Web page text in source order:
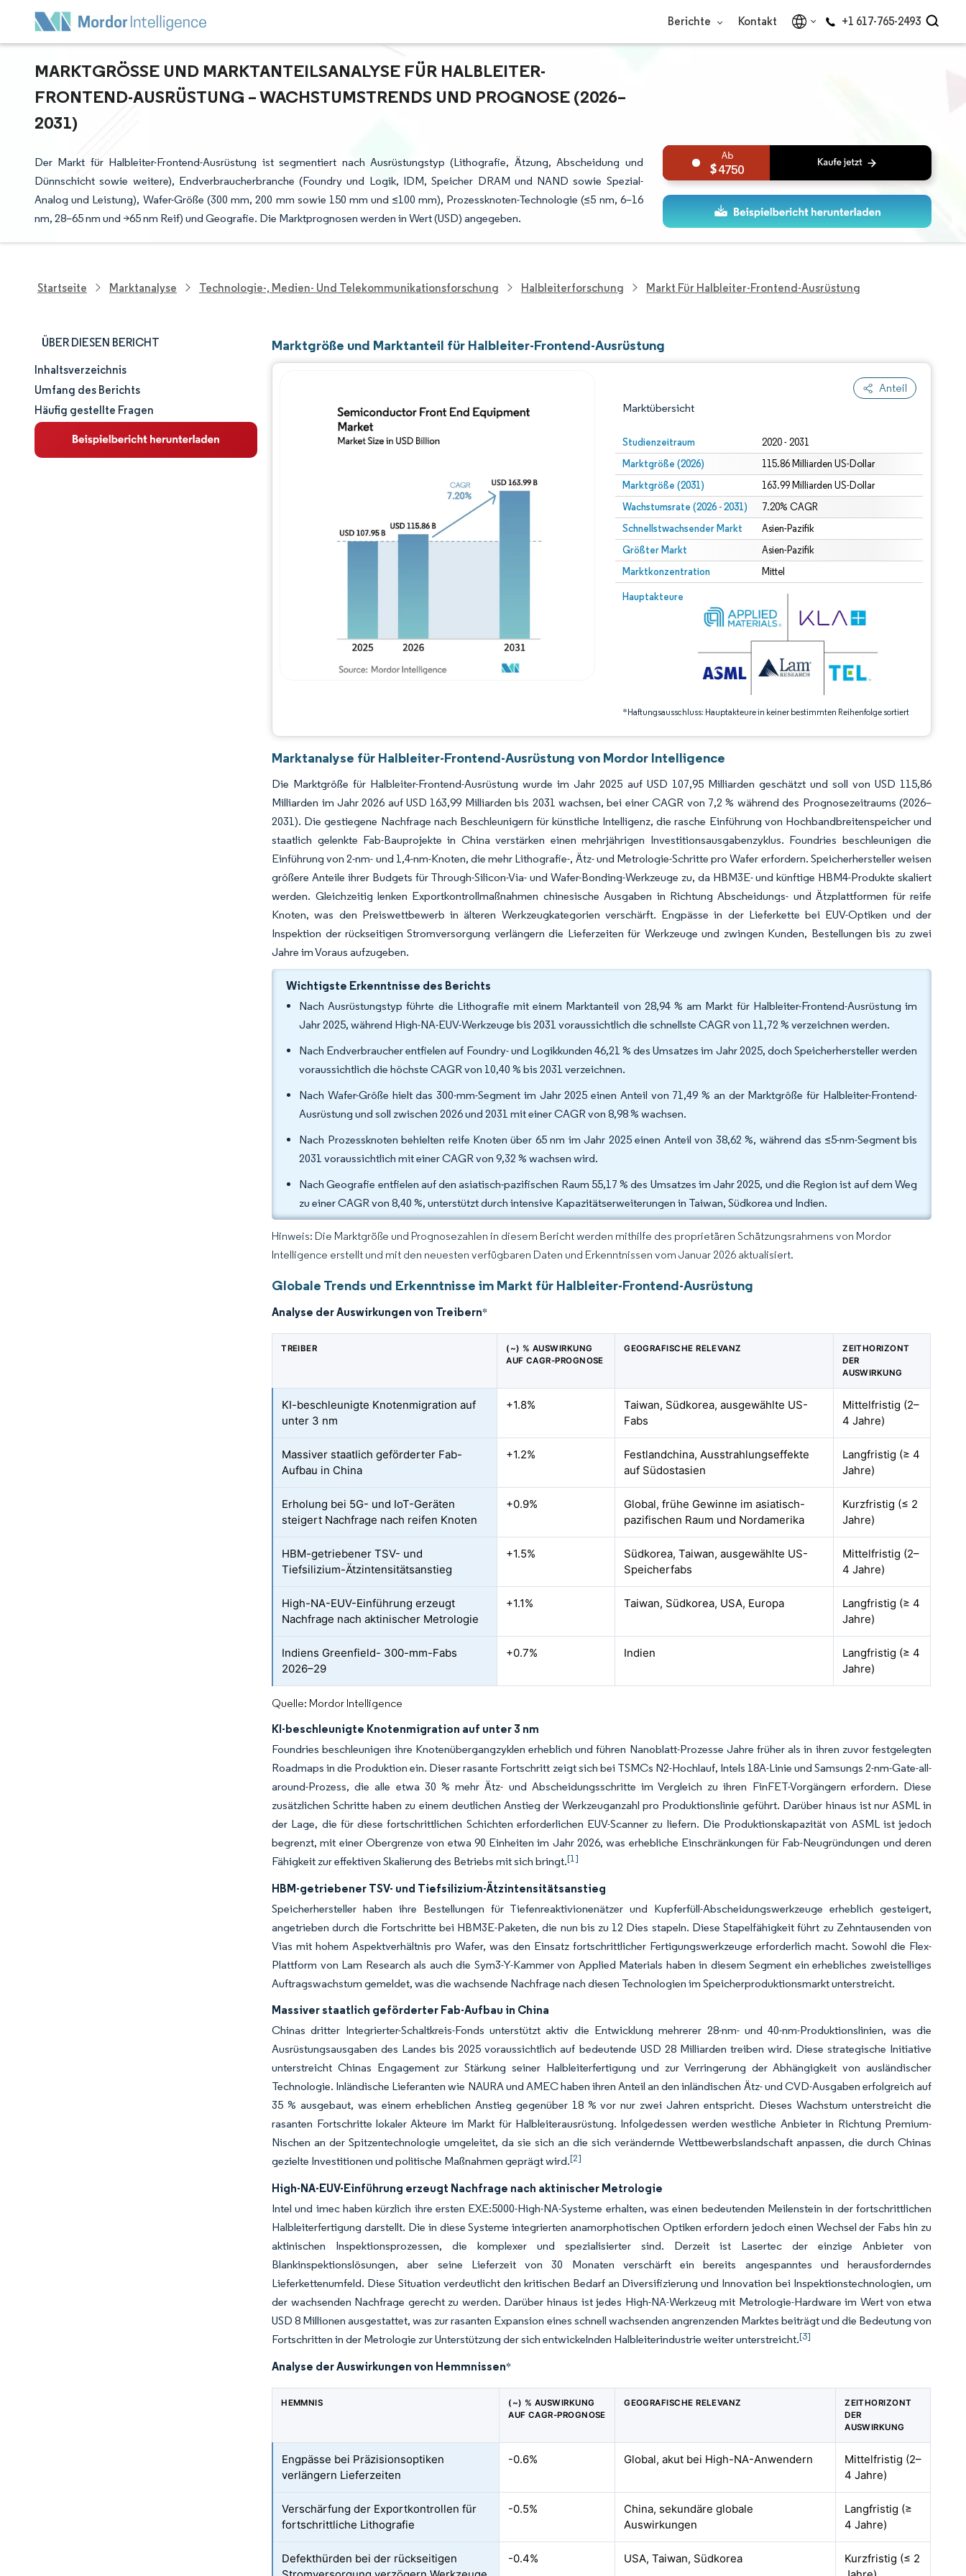
Berichte Kontakt +1 617-765-2493
MARKTGRÖSSE UND MARKTANTEILSANALYSE FÜR HALBLEITER-F
RONTEND-AUSRÜSTUNG – WACHSTUMSTRENDS UND PROGNOSE (2026–2
031)
Der Markt für Halbleiter-Frontend-Ausrüstung ist segmentiert nach Ausrüstungstyp (Lithografie, Ätzung, Abscheidung und
Dünnschicht sowie weitere), Endverbraucherbranche (Foundry und Logik, IDM, Speicher DRAM und NAND sowie Spezial-
Analog und Leistung), Wafer-Größe (300 mm, 200 mm sowie 150 mm und ≤100 mm), Prozessknoten-Technologie (≤5 nm, 6–16
nm, 28–65 nm und >65 nm Reif) und Geografie. Die Marktprognosen werden in Wert (USD) angegeben.
4750
Startseite Marktanalyse Technologie-, Medien- Und Telekommunikationsforschung Halbleiterforschung Markt Für Halbleiter-Frontend-Ausrüstung
ÜBER DIESEN BERICHT
Marktgröße und -anteil
Marktanalyse
Trends und Einblicke
Inhaltsverzeichnis
Umfang des Berichts
Häufig gestellte Fragen
Marktgröße und Marktanteil für Halbleiter-Frontend-Ausrüstung
Anteil
Marktübersicht
Studienzeitraum 2020 - 2031
Marktgröße (2026) 115.86 Milliarden US-Dollar
Marktgröße (2031) 163.99 Milliarden US-Dollar
Wachstumsrate (2026 - 2031) 7.20% CAGR
Schnellstwachsender Markt Asien-Pazifik
Größter Markt Asien-Pazifik
Marktkonzentration Mittel
Hauptakteure
*Haftungsausschluss: Hauptakteure in keiner bestimmten Reihenfolge sortiert
Bild © Mordor Intelligence. Wiederverwendung erfordert Namensnennung gemäß CC BY 4.0.
Bild © Mordor Intelligence. Wiederverwendung erfordert Namensnennung gemäß CC BY 4.0.
Marktanalyse für Halbleiter-Frontend-Ausrüstung von Mordor Intelligence
Die Marktgröße für Halbleiter-Frontend-Ausrüstung wurde im Jahr 2025 auf USD 107,95 Milliarden geschätzt und soll von USD 115,86
Milliarden im Jahr 2026 auf USD 163,99 Milliarden bis 2031 wachsen, bei einer CAGR von 7,2 % während des Prognosezeitraums (2026–
2031). Die gestiegene Nachfrage nach Beschleunigern für künstliche Intelligenz, die rasche Einführung von Hochbandbreitenspeicher und
staatlich gelenkte Fab-Bauprojekte in China verstärken einen mehrjährigen Investitionsausgabenzyklus. Foundries beschleunigen die
Einführung von 2-nm- und 1,4-nm-Knoten, die mehr Lithografie-, Ätz- und Metrologie-Schritte pro Wafer erfordern. Speicherhersteller weisen
größere Anteile ihrer Budgets für Through-Silicon-Via- und Wafer-Bonding-Werkzeuge zu, da HBM3E- und künftige HBM4-Produkte skaliert
werden. Gleichzeitig lenken Exportkontrollmaßnahmen chinesische Ausgaben in Richtung Abscheidungs- und Ätzplattformen für reife
Knoten, was den Preiswettbewerb in älteren Werkzeugkategorien verschärft. Engpässe in der Lieferkette bei EUV-Optiken und der
Inspektion der rückseitigen Stromversorgung verlängern die Lieferzeiten für Werkzeuge und zwingen Kunden, Bestellungen bis zu zwei
Jahre im Voraus aufzugeben.
Wichtigste Erkenntnisse des Berichts
Nach Ausrüstungstyp führte die Lithografie mit einem Marktanteil von 28,94 % am Markt für Halbleiter-Frontend-Ausrüstung im
Jahr 2025, während High-NA-EUV-Werkzeuge bis 2031 voraussichtlich die schnellste CAGR von 11,72 % verzeichnen werden.
Nach Endverbraucher entfielen auf Foundry- und Logikkunden 46,21 % des Umsatzes im Jahr 2025, doch Speicherhersteller werden
voraussichtlich die höchste CAGR von 10,40 % bis 2031 verzeichnen.
Nach Wafer-Größe hielt das 300-mm-Segment im Jahr 2025 einen Anteil von 71,49 % an der Marktgröße für Halbleiter-Frontend-
Ausrüstung und soll zwischen 2026 und 2031 mit einer CAGR von 8,98 % wachsen.
Nach Prozessknoten behielten reife Knoten über 65 nm im Jahr 2025 einen Anteil von 38,62 %, während das ≤5-nm-Segment bis
2031 voraussichtlich mit einer CAGR von 9,32 % wachsen wird.
Nach Geografie entfielen auf den asiatisch-pazifischen Raum 55,17 % des Umsatzes im Jahr 2025, und die Region ist auf dem Weg
zu einer CAGR von 8,40 %, unterstützt durch intensive Kapazitätserweiterungen in Taiwan, Südkorea und Indien.
Hinweis: Die Marktgröße und Prognosezahlen in diesem Bericht werden mithilfe des proprietären Schätzungsrahmens von Mordor
Intelligence erstellt und mit den neuesten verfügbaren Daten und Erkenntnissen vom Januar 2026 aktualisiert.
Globale Trends und Erkenntnisse im Markt für Halbleiter-Frontend-Ausrüstung
Analyse der Auswirkungen von Treibern*
TREIBER
(~) % AUSWIRKUNG
AUF CAGR-PROGNOSE
GEOGRAFISCHE RELEVANZ
ZEITHORIZONT
DER
AUSWIRKUNG
KI-beschleunigte Knotenmigration auf
unter 3 nm
+1.8%
Taiwan, Südkorea, ausgewählte US-
Fabs
Mittelfristig (2–
4 Jahre)
Massiver staatlich geförderter Fab-
Aufbau in China
+1.2%
Festlandchina, Ausstrahlungseffekte
auf Südostasien
Langfristig (≥ 4
Jahre)
Erholung bei 5G- und IoT-Geräten
steigert Nachfrage nach reifen Knoten
+0.9%
Global, frühe Gewinne im asiatisch-
pazifischen Raum und Nordamerika
Kurzfristig (≤ 2
Jahre)
HBM-getriebener TSV- und
Tiefsilizium-Ätzintensitätsanstieg
+1.5%
Südkorea, Taiwan, ausgewählte US-
Speicherfabs
Mittelfristig (2–
4 Jahre)
High-NA-EUV-Einführung erzeugt
Nachfrage nach aktinischer Metrologie
+1.1% Taiwan, Südkorea, USA, Europa
Langfristig (≥ 4
Jahre)
Indiens Greenfield- 300-mm-Fabs
2026–29
+0.7% Indien
Langfristig (≥ 4
Jahre)
Quelle: Mordor Intelligence
KI-beschleunigte Knotenmigration auf unter 3 nm
Foundries beschleunigen ihre Knotenübergangzyklen erheblich und führen Nanoblatt-Prozesse Jahre früher als in ihren zuvor festgelegten
Roadmaps in die Produktion ein. Dieser rasante Fortschritt zeigt sich bei TSMCs N2-Hochlauf, Intels 18A-Linie und Samsungs 2-nm-Gate-all-
around-Prozess, die alle etwa 30 % mehr Ätz- und Abscheidungsschritte im Vergleich zu ihren FinFET-Vorgängern erfordern. Diese
zusätzlichen Schritte haben zu einem deutlichen Anstieg der Werkzeuganzahl pro Produktionslinie geführt. Darüber hinaus ist nur ASML in
der Lage, die für diese fortschrittlichen Schichten erforderlichen EUV-Scanner zu liefern. Die Produktionskapazität von ASML ist jedoch
begrenzt, mit einer Obergrenze von etwa 90 Einheiten im Jahr 2026, was erhebliche Einschränkungen für Fab-Neugründungen und deren
Fähigkeit zur effektiven Skalierung des Betriebs mit sich bringt.[1]
HBM-getriebener TSV- und Tiefsilizium-Ätzintensitätsanstieg
Speicherhersteller haben ihre Bestellungen für Tiefenreaktivionenätzer und Kupferfüll-Abscheidungswerkzeuge erheblich gesteigert,
angetrieben durch die Fortschritte bei HBM3E-Paketen, die nun bis zu 12 Dies stapeln. Diese Stapelfähigkeit führt zu Zehntausenden von
Vias mit hohem Aspektverhältnis pro Wafer, was den Einsatz fortschrittlicher Fertigungswerkzeuge erforderlich macht. Sowohl die Flex-
Plattform von Lam Research als auch die Sym3-Y-Kammer von Applied Materials haben in diesem Segment ein erhebliches zweistelliges
Auftragswachstum gemeldet, was die wachsende Nachfrage nach diesen Technologien im Speicherproduktionsmarkt unterstreicht.
Massiver staatlich geförderter Fab-Aufbau in China
Chinas dritter Integrierter-Schaltkreis-Fonds unterstützt aktiv die Entwicklung mehrerer 28-nm- und 40-nm-Produktionslinien, was die
Ausrüstungsausgaben des Landes bis 2025 voraussichtlich auf bedeutende USD 28 Milliarden treiben wird. Diese strategische Initiative
unterstreicht Chinas Engagement zur Stärkung seiner Halbleiterfertigung und zur Verringerung der Abhängigkeit von ausländischer
Technologie. Inländische Lieferanten wie NAURA und AMEC haben ihren Anteil an den inländischen Ätz- und CVD-Ausgaben erfolgreich auf
35 % ausgebaut, was einem erheblichen Anstieg gegenüber 18 % vor nur zwei Jahren entspricht. Dieses Wachstum unterstreicht die
rasanten Fortschritte lokaler Akteure im Markt für Halbleiterausrüstung. Infolgedessen werden westliche Anbieter in Richtung Premium-
Nischen an der Spitzentechnologie umgeleitet, da sie sich an die sich verändernde Wettbewerbslandschaft anpassen, die durch Chinas
gezielte Investitionen und politische Maßnahmen geprägt wird.[2]
High-NA-EUV-Einführung erzeugt Nachfrage nach aktinischer Metrologie
Intel und imec haben kürzlich ihre ersten EXE:5000-High-NA-Systeme erhalten, was einen bedeutenden Meilenstein in der fortschrittlichen
Halbleiterfertigung darstellt. Die in diese Systeme integrierten anamorphotischen Optiken erfordern jedoch einen Wechsel der Fabs hin zu
aktinischen Inspektionsprozessen, die komplexer und spezialisierter sind. Derzeit ist Lasertec der einzige Anbieter von
Blankinspektionslösungen, aber seine Lieferzeit von 30 Monaten verschärft ein bereits angespanntes und herausforderndes
Lieferkettenumfeld. Diese Situation verdeutlicht den kritischen Bedarf an Diversifizierung und Innovation bei Inspektionstechnologien, um
der wachsenden Nachfrage gerecht zu werden. Darüber hinaus ist jedes High-NA-Werkzeug mit Metrologie-Hardware im Wert von etwa
USD 8 Millionen ausgestattet, was zur rasanten Expansion eines schnell wachsenden angrenzenden Marktes beiträgt und die Bedeutung von
Fortschritten in der Metrologie zur Unterstützung der sich entwickelnden Halbleiterindustrie weiter unterstreicht.[3]
Analyse der Auswirkungen von Hemmnissen*
HEMMNIS
(~) % AUSWIRKUNG
AUF CAGR-PROGNOSE
GEOGRAFISCHE RELEVANZ
ZEITHORIZONT
DER
AUSWIRKUNG
Engpässe bei Präzisionsoptiken
verlängern Lieferzeiten
-0.6% Global, akut bei High-NA-Anwendern
Mittelfristig (2–
4 Jahre)
Verschärfung der Exportkontrollen für
fortschrittliche Lithografie
-0.5%
China, sekundäre globale
Auswirkungen
Langfristig (≥
4 Jahre)
Defekthürden bei der rückseitigen
-0.4% USA, Taiwan, Südkorea
Kurzfristig (≤ 2